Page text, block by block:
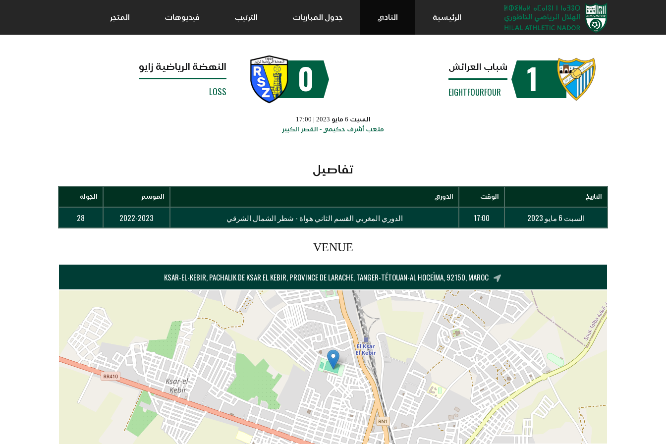
الرئيسية النادي جدول المباريات الترتيب فيديوهات المتجر
1 شباب العرائش
EIGHTFOURFOUR
0 النهضة الرياضية زايو
LOSS
السبت 6 مايو 2023 | 17:00
ملعب أشرف حكيمي - القصر الكبير
تفاصيل
التاريخ الوقت الدوري الموسم الجولة
السبت 6 مايو 2023 17:00 الدوري المغربي القسم الثاني هواة - شطر الشمال الشرقي 2022-2023
28
VENUE
KSAR-EL-KEBIR, PACHALIK DE KSAR EL KEBIR, PROVINCE DE LARACHE, TANGER-TÉTOUAN-AL HOCEÏMA, 92150, MAROC